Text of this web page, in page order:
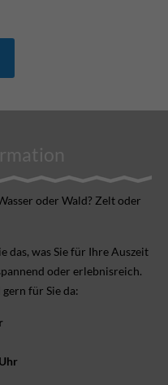
oder Wald? Zelt oder
das, was Sie für Ihre Aus­zeit
oder erlebnis­reich.
für Sie da: